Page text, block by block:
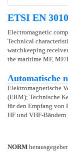
ETSI EN
Electromagnetic
Technical
watchkeeping
the maritime MF, MF/
Automatische
Elektromagnetische
(ERM); Technische
für den Empfang von
HF und VHF-Bändern
NORM